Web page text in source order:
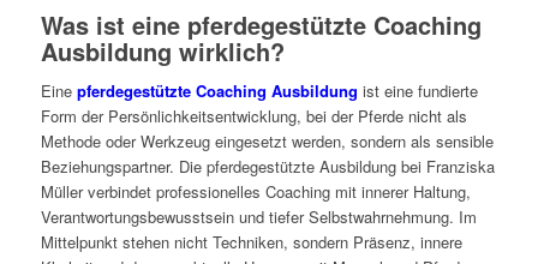
Was ist eine pferdegestützte Coaching
Ausbildung wirklich?
Eine pferdegestützte Coaching Ausbildung ist eine fundierte
Form der Persönlichkeitsentwicklung, bei der Pferde nicht als
Methode oder Werkzeug eingesetzt werden, sondern als sensible
Beziehungspartner. Die pferdegestützte Ausbildung bei Franziska
Müller verbindet professionelles Coaching mit innerer Haltung,
Verantwortungsbewusstsein und tiefer Selbstwahrnehmung. Im
Mittelpunkt stehen nicht Techniken, sondern Präsenz, innere